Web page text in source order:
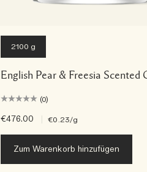
2100 g
English Pear & Freesia Scented
(0)
€476.00 €0.23/g
Zum Warenkorb hinzufügen